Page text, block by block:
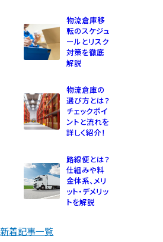
物流倉庫移
転のスケジュ
ールとリスク
対策を徹底
解説
物流倉庫の
選び方とは？
チェックポイ
ントと流れを
詳しく紹介！
路線便とは？
仕組みや料
金体系、メリ
ット・デメリッ
トを解説
新着記事一覧